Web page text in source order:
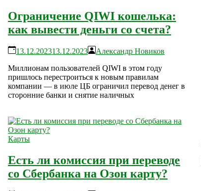
Ограничение QIWI кошелька:
как вывести деньги со счета?
13.12.202313.12.2023
Александр Новиков
Миллионам пользователей QIWI в этом году
пришлось перестроиться к новым правилам
компании — в июле ЦБ ограничил перевод денег в
сторонние банки и снятие наличных
Карты
Есть ли комиссия при переводе
со Сбербанка на Озон карту?